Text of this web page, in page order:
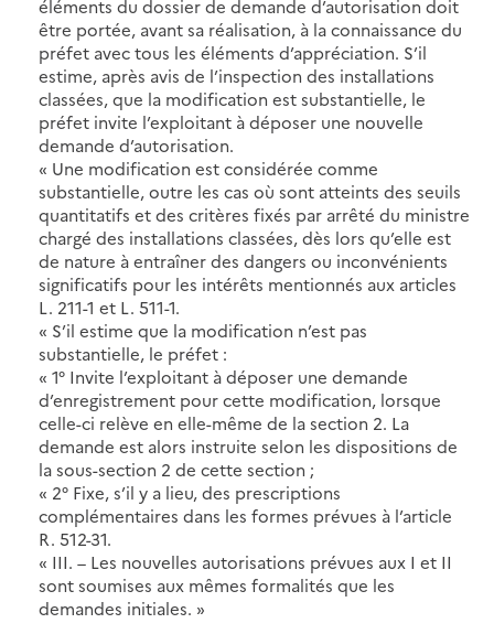
éléments du dossier de demande d’autorisation doit
être portée, avant sa réalisation, à la connaissance du
préfet avec tous les éléments d’appréciation. S’il
estime, après avis de l’inspection des installations
classées, que la modification est substantielle, le
préfet invite l’exploitant à déposer une nouvelle
demande d’autorisation.
« Une modification est considérée comme
substantielle, outre les cas où sont atteints des seuils
quantitatifs et des critères fixés par arrêté du ministre
chargé des installations classées, dès lors qu’elle est
de nature à entraîner des dangers ou inconvénients
significatifs pour les intérêts mentionnés aux articles
L. 211-1 et L. 511-1.
« S’il estime que la modification n’est pas
substantielle, le préfet :
« 1° Invite l’exploitant à déposer une demande
d’enregistrement pour cette modification, lorsque
celle-ci relève en elle-même de la section 2. La
demande est alors instruite selon les dispositions de
la sous-section 2 de cette section ;
« 2° Fixe, s’il y a lieu, des prescriptions
complémentaires dans les formes prévues à l’article
R. 512-31.
« III. – Les nouvelles autorisations prévues aux I et II
sont soumises aux mêmes formalités que les
demandes initiales. »